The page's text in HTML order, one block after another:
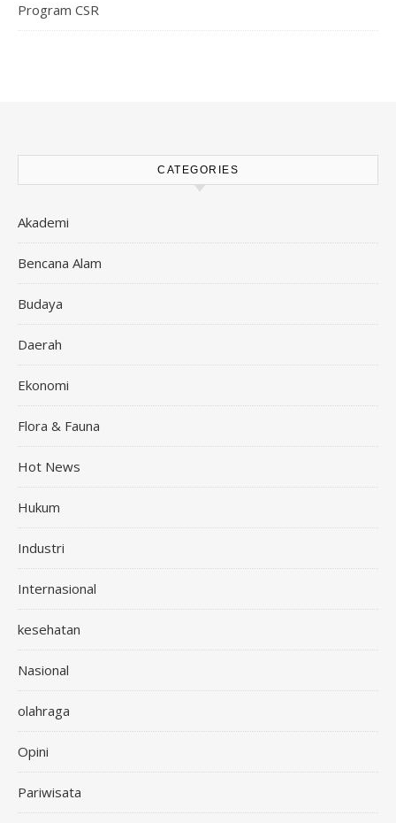
Program CSR
CATEGORIES
Akademi
Bencana Alam
Budaya
Daerah
Ekonomi
Flora & Fauna
Hot News
Hukum
Industri
Internasional
kesehatan
Nasional
olahraga
Opini
Pariwisata